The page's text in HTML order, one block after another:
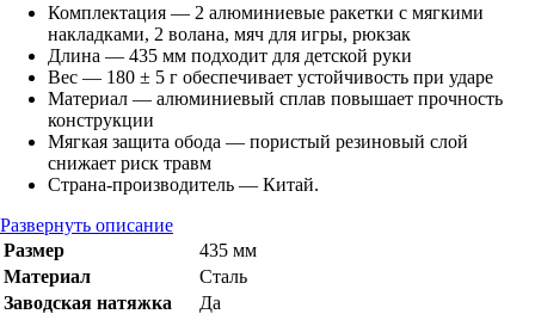
Комплектация — 2 алюминиевые ракетки с мягкими
накладками, 2 волана, мяч для игры, рюкзак
Длина — 435 мм подходит для детской руки
Вес — 180 ± 5 г обеспечивает устойчивость при ударе
Материал — алюминиевый сплав повышает прочность
конструкции
Мягкая защита обода — пористый резиновый слой
снижает риск травм
Страна-производитель — Китай.
Развернуть описание
Размер
435 мм
Материал
Сталь
Заводская натяжка
Да